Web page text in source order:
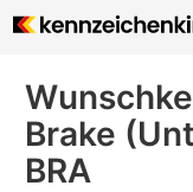
Brake
BRA